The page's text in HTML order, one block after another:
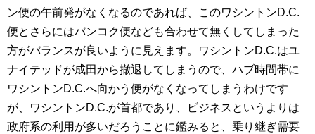
ン便の午前発がなくなるのであれば、このワシントンD.C.
便とさらにはバンコク便なども合わせて無くしてしまった
方がバランスが良いように見えます。ワシントンD.C.はユ
ナイテッドが成田から撤退してしまうので、ハブ時間帯に
ワシントンD.C.へ向かう便がなくなってしまうわけです
が、ワシントンD.C.が首都であり、ビジネスというよりは
政府系の利用が多いだろうことに鑑みると、乗り継ぎ需要